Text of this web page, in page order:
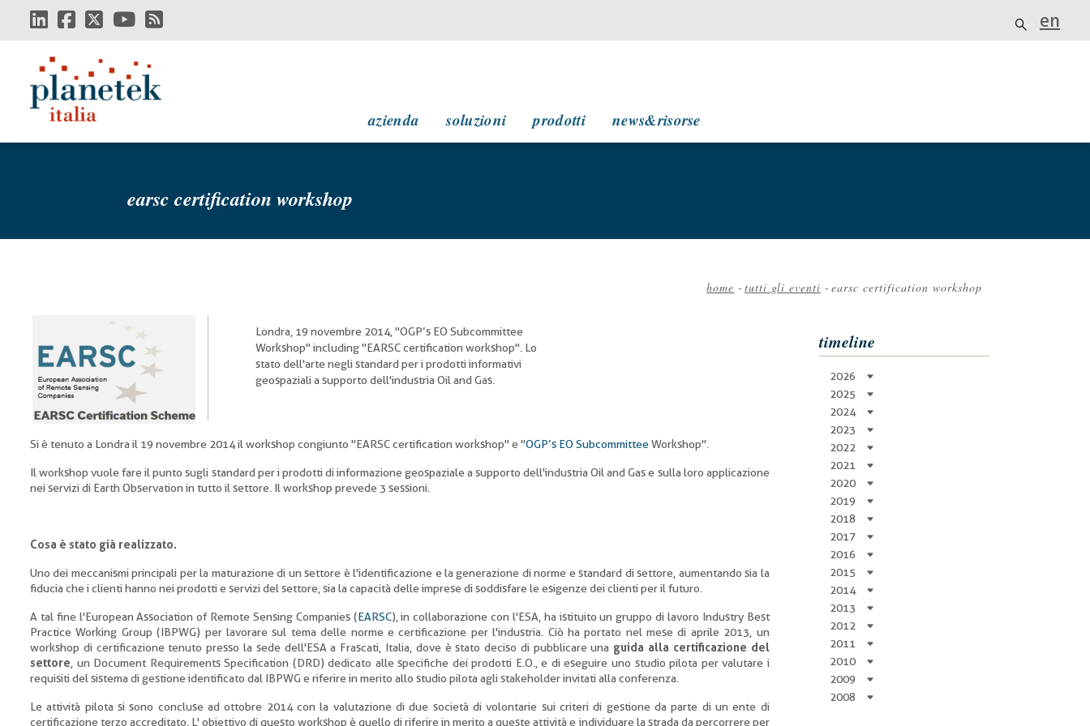
contenuto
en
azienda soluzioni prodotti news&risorse
earsc certification workshop
home - tutti gli eventi - earsc certification workshop
Londra, 19 novembre 2014, "OGP’s EO Subcommittee
Workshop" including "EARSC certification workshop". Lo
stato dell'arte negli standard per i prodotti informativi
geospaziali a supporto dell'industria Oil and Gas.
Si è tenuto a Londra il 19 novembre 2014 il workshop congiunto "EARSC certification workshop" e "OGP’s EO SubcommitteeWorkshop".
Il workshop vuole fare il punto sugli standard per i prodotti di informazione geospaziale a supporto dell'industria Oil and Gas e sulla loro applicazione
nei servizi di Earth Observation in tutto il settore. Il workshop prevede 3 sessioni.
Cosa è stato già realizzato.
Uno dei meccanismi principali per la maturazione di un settore è l'identificazione e la generazione di norme e standard di settore, aumentando sia la
fiducia che i clienti hanno nei prodotti e servizi del settore, sia la capacità delle imprese di soddisfare le esigenze dei clienti per il futuro.
A tal fine l'European Association of Remote Sensing Companies (EARSC), in collaborazione con l'ESA, ha istituito un gruppo di lavoro Industry Best
Practice Working Group (IBPWG) per lavorare sul tema delle norme e certificazione per l'industria. Ciò ha portato nel mese di aprile 2013, un
workshop di certificazione tenuto presso la sede dell'ESA a Frascati, Italia, dove è stato deciso di pubblicare una guida alla certificazione del
settore , un Document Requirements Specification (DRD) dedicato alle specifiche dei prodotti E.O., e di eseguire uno studio pilota per valutare i
requisiti del sistema di gestione identificato dal IBPWG e riferire in merito allo studio pilota agli stakeholder invitati alla conferenza.
Le attività pilota si sono concluse ad ottobre 2014 con la valutazione di due società di volontarie sui criteri di gestione da parte di un ente di
certificazione terzo accreditato. L' obiettivo di questo workshop è quello di riferire in merito a queste attività e individuare la strada da percorrere per
timeline
2026
2025
2024
2023
2022
2021
2020
2019
2018
2017
2016
2015
2014
2013
2012
2011
2010
2009
2008